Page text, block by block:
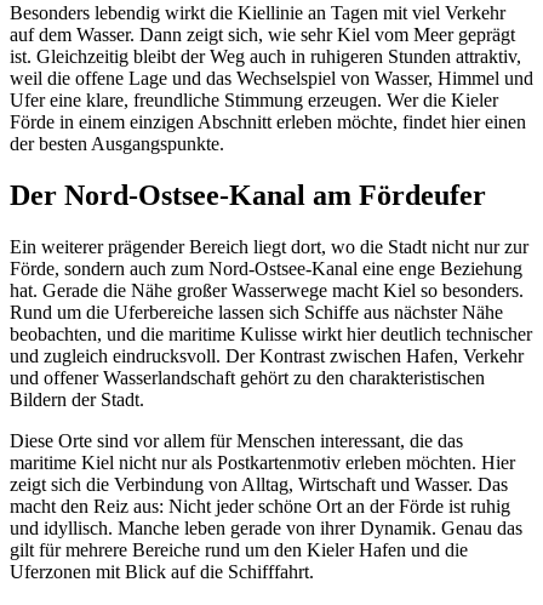
Besonders lebendig wirkt die Kiellinie an Tagen mit viel Verkehr
auf dem Wasser. Dann zeigt sich, wie sehr Kiel vom Meer geprägt
ist. Gleichzeitig bleibt der Weg auch in ruhigeren Stunden attraktiv,
weil die offene Lage und das Wechselspiel von Wasser, Himmel und
Ufer eine klare, freundliche Stimmung erzeugen. Wer die Kieler
Förde in einem einzigen Abschnitt erleben möchte, findet hier einen
der besten Ausgangspunkte.
Der Nord-Ostsee-Kanal am Fördeufer
Ein weiterer prägender Bereich liegt dort, wo die Stadt nicht nur zur
Förde, sondern auch zum Nord-Ostsee-Kanal eine enge Beziehung
hat. Gerade die Nähe großer Wasserwege macht Kiel so besonders.
Rund um die Uferbereiche lassen sich Schiffe aus nächster Nähe
beobachten, und die maritime Kulisse wirkt hier deutlich technischer
und zugleich eindrucksvoll. Der Kontrast zwischen Hafen, Verkehr
und offener Wasserlandschaft gehört zu den charakteristischen
Bildern der Stadt.
Diese Orte sind vor allem für Menschen interessant, die das
maritime Kiel nicht nur als Postkartenmotiv erleben möchten. Hier
zeigt sich die Verbindung von Alltag, Wirtschaft und Wasser. Das
macht den Reiz aus: Nicht jeder schöne Ort an der Förde ist ruhig
und idyllisch. Manche leben gerade von ihrer Dynamik. Genau das
gilt für mehrere Bereiche rund um den Kieler Hafen und die
Uferzonen mit Blick auf die Schifffahrt.